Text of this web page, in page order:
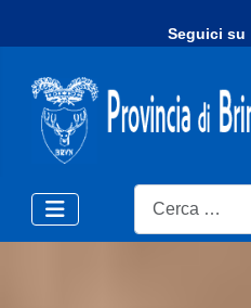
Seguici su
Search